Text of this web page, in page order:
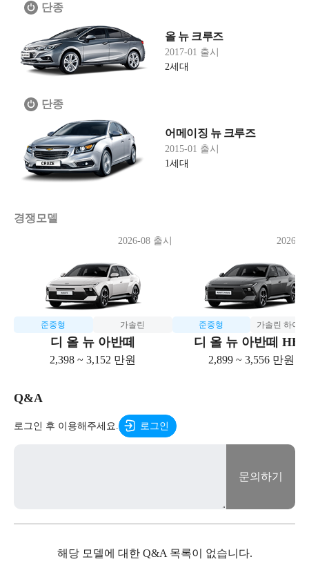
단종
올 뉴 크루즈
2017-01 출시
2세대
단종
어메이징 뉴 크루즈
2015-01 출시
1세대
경쟁모델
준중형 가솔린
디 올 뉴 아반떼
2026-08 출시
2,398 ~ 3,152 만원
준중형 가솔린 하이
디 올 뉴 아반떼 HEV
2026-
2,899 ~ 3,556 만원
Q&A
로그인 후 이용해주세요. 로그인
문의하기
해당 모델에 대한 Q&A 목록이 없습니다.